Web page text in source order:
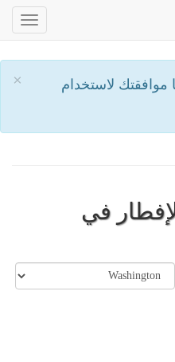
×
موافقتك لاستخدام
في